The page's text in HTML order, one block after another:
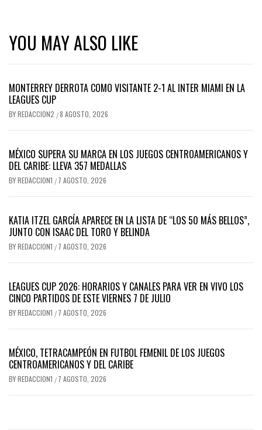
YOU MAY ALSO LIKE
MONTERREY DERROTA COMO VISITANTE 2-1 AL INTER MIAMI EN LA
LEAGUES CUP
BYREDACCION2 /8 AGOSTO, 2026
MÉXICO SUPERA SU MARCA EN LOS JUEGOS CENTROAMERICANOS Y
DEL CARIBE: LLEVA 357 MEDALLAS
BYREDACCION1 / 7 AGOSTO, 2026
KATIA ITZEL GARCÍA APARECE EN LA LISTA DE “LOS 50 MÁS BELLOS”,
JUNTO CON ISAAC DEL TORO Y BELINDA
BYREDACCION1 / 7 AGOSTO, 2026
LEAGUES CUP 2026: HORARIOS Y CANALES PARA VER EN VIVO LOS
CINCO PARTIDOS DE ESTE VIERNES 7 DE JULIO
BYREDACCION1 / 7 AGOSTO, 2026
MÉXICO, TETRACAMPEÓN EN FUTBOL FEMENIL DE LOS JUEGOS
CENTROAMERICANOS Y DEL CARIBE
BYREDACCION1 / 7 AGOSTO, 2026